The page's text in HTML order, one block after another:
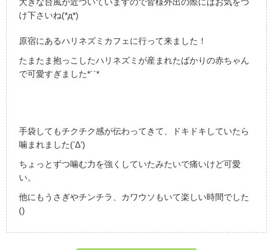
け下さいね(*д*)
原宿にあるハリネズミカフェに行って来ました！
たまたま抱っこしたハリネズミが産まれたばかりの赤ちゃん
で可愛すぎました*´`*
手袋してもチクチク感が伝わってきて、ドキドキしていたら
噛まれました(’Δ’)
ちょっとずつ噛む力を強くしていたみたいで痛いけど可愛
い。
他にもうさぎやチンチラ、カワウソもいて楽しい時間でした
()